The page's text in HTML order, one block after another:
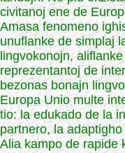
civitanoj ene de
Amasa fenomeno
unuflanke de simplaj
lingvokonojn,
reprezentantoj de
bezonas bonajn
Europa Unio multe
tio: la edukado de la
partnero, la
Alia kampo de rapide